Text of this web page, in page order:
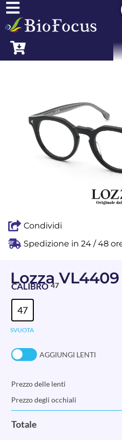
Condividi
Spedizione in 24 / 48
Lozza
CALIBRO 47
47
SVUOTA
AGGIUNGI LENTI
Prezzo delle lenti
Prezzo degli occhiali
Totale